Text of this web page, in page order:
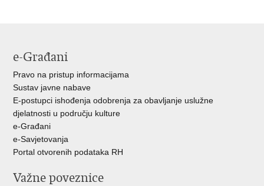
e-Građani
Pravo na pristup informacijama
Sustav javne nabave
E-postupci ishođenja odobrenja za obavljanje uslužne
djelatnosti u području kulture
e-Građani
e-Savjetovanja
Portal otvorenih podataka RH
Važne poveznice